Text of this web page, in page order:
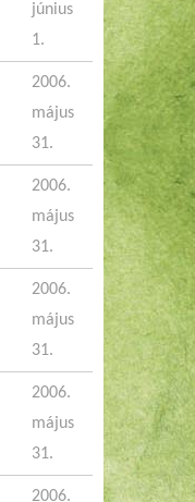
június
1.
2006.
május
31.
2006.
május
31.
2006.
május
31.
2006.
május
31.
2006.